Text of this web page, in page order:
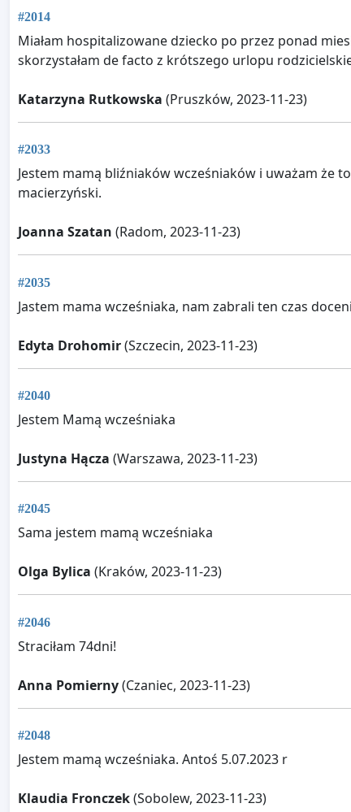
#2014
Miałam hospitalizowane dziecko po przez ponad
skorzystałam de facto z krótszego urlopu
Katarzyna Rutkowska (Pruszków, 2023-11-23)
#2033
Jestem mamą bliźniaków wcześniaków i uważam że
macierzyński.
Joanna Szatan (Radom, 2023-11-23)
#2035
Jastem mama wcześniaka, nam zabrali ten czas
Edyta Drohomir(Szczecin, 2023-11-23)
#2040
Jestem Mamą wcześniaka
Justyna Hącza (Warszawa, 2023-11-23)
#2045
Sama jestem mamą wcześniaka
Olga Bylica (Kraków, 2023-11-23)
#2046
Straciłam 74dni!
Anna Pomierny(Czaniec, 2023-11-23)
#2048
Jestem mamą wcześniaka. Antoś 5.07.2023 r
Klaudia Fronczek(Sobolew, 2023-11-23)